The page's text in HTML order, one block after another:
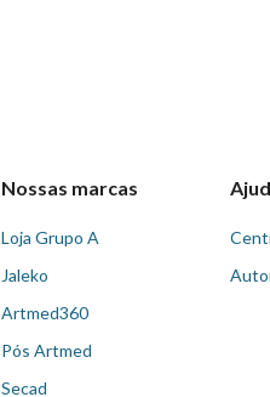
Nossas marcas
Loja Grupo A
Jaleko
Artmed360
Pós Artmed
Secad